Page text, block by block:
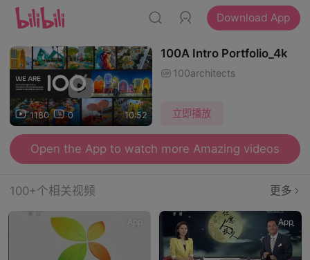
Download App
1180 0 10:52
100A Intro Portfolio_4k
100architects
立即播放
Open the App to watch more Amazing videos
100+个相关视频 更多
App App